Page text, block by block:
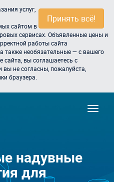
Принять всё!
услуг,
сайтом в
сервисах. Объявленные цены и
работы сайта
также необязательные — с вашего
сайта, вы соглашаетесь с
не согласны, пожалуйста,
браузера.
надувные
для